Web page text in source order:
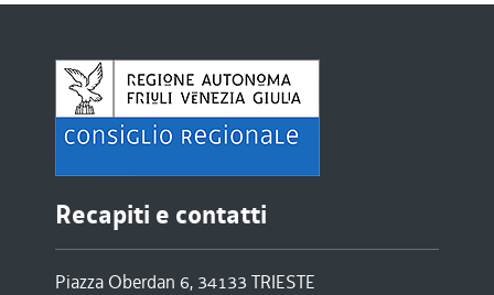
Recapiti e contatti
Piazza Oberdan 6, 34133 TRIESTE